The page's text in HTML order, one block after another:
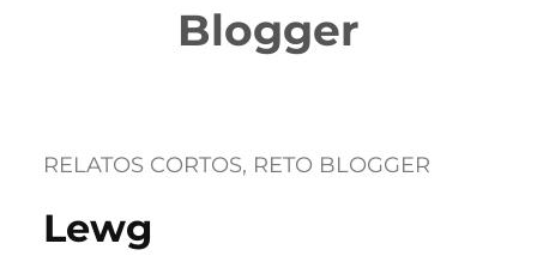
Blogger
RELATOS CORTOS, RETO BLOGGER
Lewg